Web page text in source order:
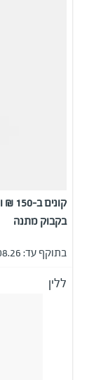
בקבוק מתנה
בתוקף עד: 31.08.26
ללין